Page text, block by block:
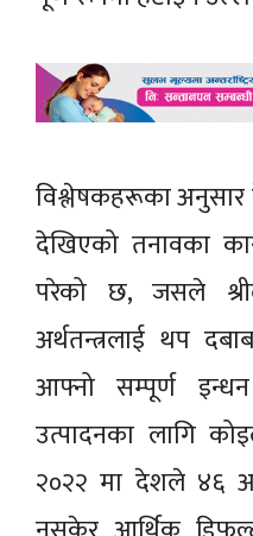
विश्लेषकहरूका अनुसार
देखिएको तनावका
परेको छ, जसले
अर्थतन्त्रलाई थप
आफ्नो सम्पूर्ण
उत्पादनका लागि
२०२२ मा देशले ४६